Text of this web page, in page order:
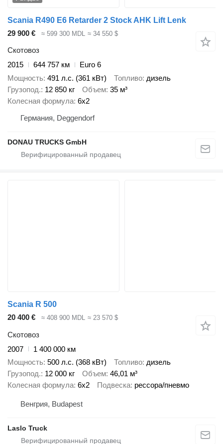
Scania R490 E6 Retarder 2 Stock AHK Lift Lenk
29 900 €
≈ 599 300 MDL ≈ 34 550 $
Скотовоз
2015
644 757 км
Euro 6
Мощность 491 л.с. (361 кВт) Топливо дизель
Грузопод. 12 850 кг Объем 35 м³
Колесная формула 6x2
Германия, Deggendorf
DONAU TRUCKS GmbH
Scania R 500
20 400 €
≈ 408 900 MDL ≈ 23 570 $
Скотовоз
2007
1 400 000 км
Мощность 500 л.с. (368 кВт) Топливо дизель
Грузопод. 12 000 кг Объем 46,01 м³
Колесная формула 6x2 Подвеска рессора/пневмо
Венгрия, Budapest
Laslo Truck